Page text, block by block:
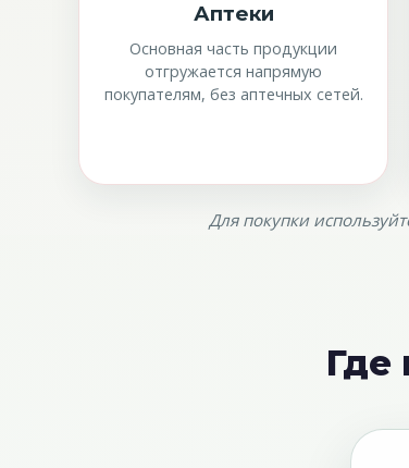
Аптеки
Основная часть продукции
отгружается напрямую
покупателям, без аптечных сетей.
Для покупки
Где